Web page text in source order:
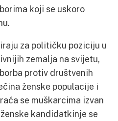
koji se uskoro
za političku poziciju u
zemalja na svijetu,
protiv društvenih
ženske populacije i
se muškarcima izvan
kandidatkinje se